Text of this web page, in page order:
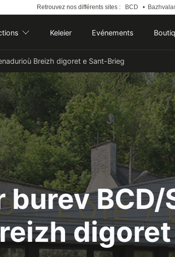
Retrouvez nos différents sites : BCD •
Keleier Evénements
Breizh digoret e Sant-Brieg
burev